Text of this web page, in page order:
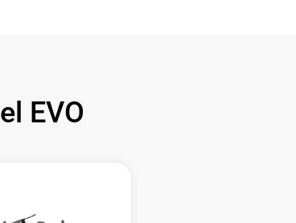
EVO